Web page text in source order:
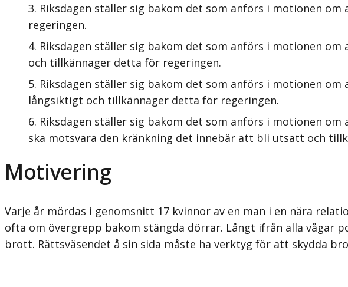
Riksdagen ställer sig bakom det som anförs i motionen
regeringen.
Riksdagen ställer sig bakom det som anförs i motionen
och tillkännager detta för regeringen.
Riksdagen ställer sig bakom det som anförs i motionen
långsiktigt och tillkännager detta för regeringen.
Riksdagen ställer sig bakom det som anförs i motionen
ska motsvara den kränkning det innebär att bli utsatt och
Motivering
Varje år mördas i genomsnitt 17 kvinnor av en man i en nära
ofta om övergrepp bakom stängda dörrar. Långt ifrån alla vågar
brott. Rättsväsendet å sin sida måste ha verktyg för att skydda